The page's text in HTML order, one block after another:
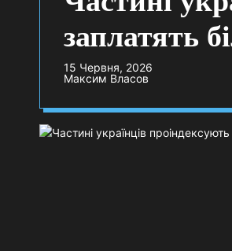
заплатять
15 Червня, 2026
Максим Власов